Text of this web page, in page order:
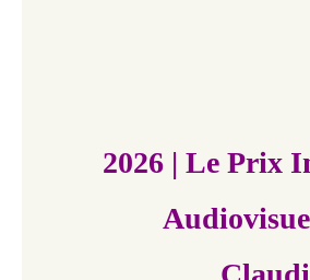
2026 | Le Prix